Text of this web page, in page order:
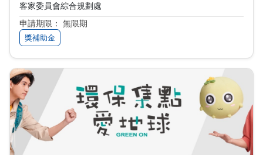
客家委員會綜合規劃處
申請期限： 無限期
獎補助金